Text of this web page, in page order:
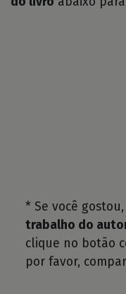
* Se você
trabalho do
clique no botão
por favor,